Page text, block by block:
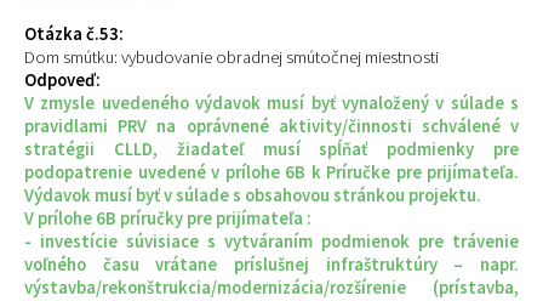
Otázka č.53:
Dom smútku: vybudovanie obradnej smútočnej miestnosti
Odpoveď:
V zmysle uvedeného výdavok musí byť vynaložený v súlade s
pravidlami PRV na oprávnené aktivity/činnosti schválené v
stratégii CLLD, žiadateľ musí spĺňať podmienky pre
podopatrenie uvedené v prílohe 6B k Príručke pre prijímateľa.
Výdavok musí byť v súlade s obsahovou stránkou projektu.
V prílohe 6B príručky pre prijímateľa :
- investície súvisiace s vytváraním podmienok pre trávenie
voľného času vrátane príslušnej infraštruktúry – napr.
výstavba/rekonštrukcia/modernizácia/rozšírenie (prístavba,